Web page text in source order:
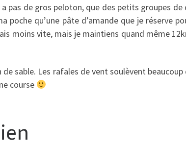
pas de gros peloton, que des petits groupes
poche qu’une pâte d’amande que je réserve
moins vite, mais je maintiens quand même
sable. Les rafales de vent soulèvent
course